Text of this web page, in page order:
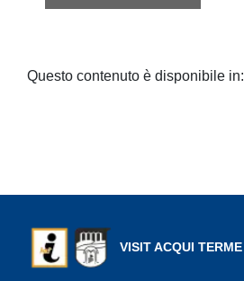
Questo contenuto è disponibile in:
VISIT ACQUI TERME